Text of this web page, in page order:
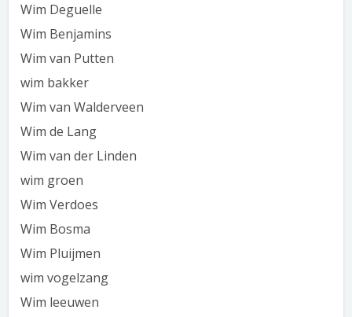
Wim Deguelle
Wim Benjamins
Wim van Putten
wim bakker
Wim van Walderveen
Wim de Lang
Wim van der Linden
wim groen
Wim Verdoes
Wim Bosma
Wim Pluijmen
wim vogelzang
Wim leeuwen